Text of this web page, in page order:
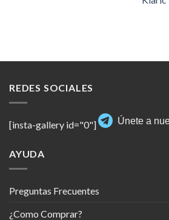
REDES SOCIALES
[insta-gallery id="0"] Únete a
AYUDA
Preguntas Frecuentes
¿Como Comprar?